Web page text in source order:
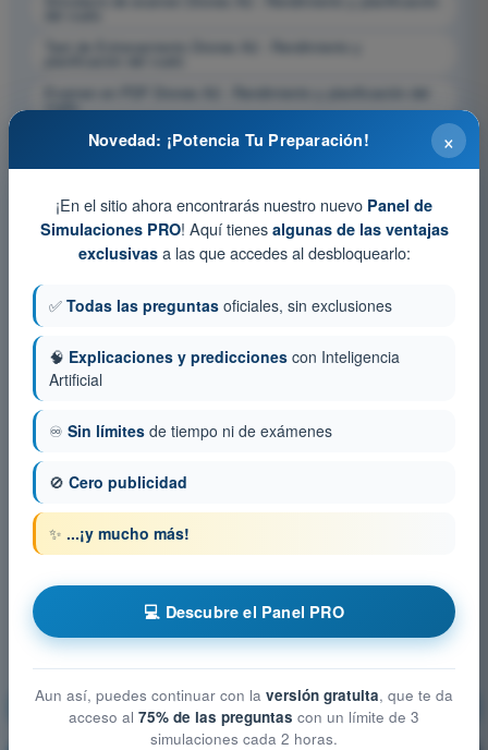
Test de Entrenamiento Drones A2 - Rendimiento y
Examen en PDF Drones A2 - Rendimiento y planificación del
vuelo
Rendimiento y planificación del vuelo
×
Novedad: ¡Potencia Tu Preparación!
¡En el sitio ahora encontrarás nuestro nuevo Panel de
Simulaciones PRO! Aquí tienes algunas de las ventajas
exclusivasa las que accedes al desbloquearlo:
✅ Todas las preguntas oficiales, sin exclusiones
🧠 Explicaciones y predicciones con Inteligencia
Artificial
♾️ Sin límites de tiempo ni de exámenes
🚫 Cero publicidad
✨ ...¡y mucho más!
💻 Descubre el Panel PRO
Aun así, puedes continuar con la versión gratuita, que te da
acceso al 75% de las preguntas con un límite de 3
simulaciones cada 2 horas.